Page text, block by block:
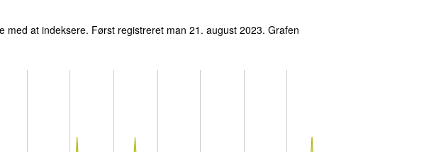
med at indeksere. Først registreret man 21. august 2023. Grafen